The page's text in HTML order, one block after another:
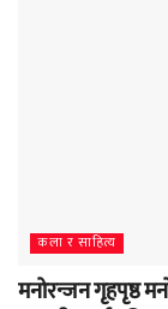
कला र साहित्य
मनोरन्जन गृहपृष्ठ